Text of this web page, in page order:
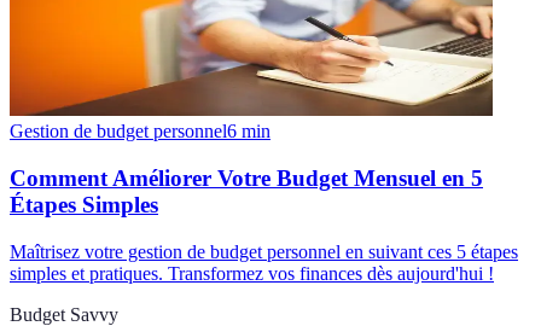
Gestion de budget personnel6 min
Comment Améliorer Votre Budget Mensuel en 5
Étapes Simples
Maîtrisez votre gestion de budget personnel en suivant ces 5 étapes
simples et pratiques. Transformez vos finances dès aujourd'hui !
Budget Savvy